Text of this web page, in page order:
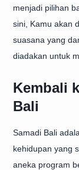
menjadi pilihan
sini, Kamu akan
suasana yang
diadakan untuk
Kembali
Bali
Samadi Bali
kehidupan yang
aneka program